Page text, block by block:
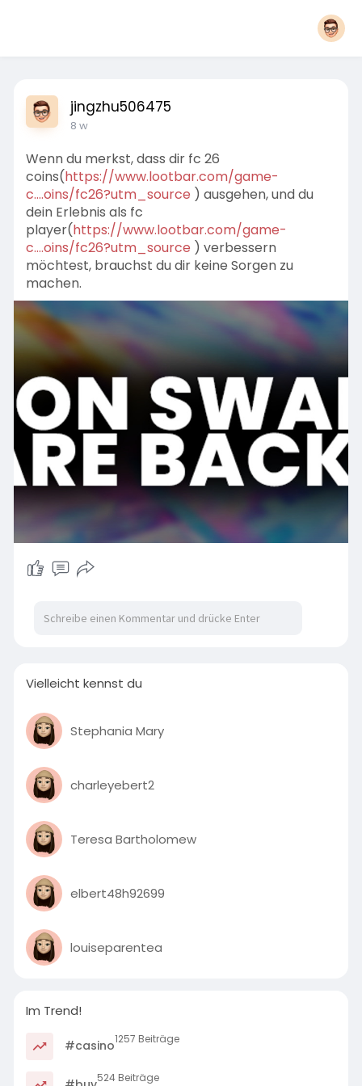
jingzhu506475
8 w
Wenn du merkst, dass dir fc 26
coins(https://www.lootbar.com/game-
c....oins/fc26?utm_source ) ausgehen, und du
dein Erlebnis als fc
player(https://www.lootbar.com/game-
c....oins/fc26?utm_source ) verbessern
möchtest, brauchst du dir keine Sorgen zu
machen.
Vielleicht kennst du
Stephania Mary
charleyebert2
Teresa Bartholomew
elbert48h92699
louiseparentea
Im Trend!
#casino1257 Beiträge
524 Beiträge